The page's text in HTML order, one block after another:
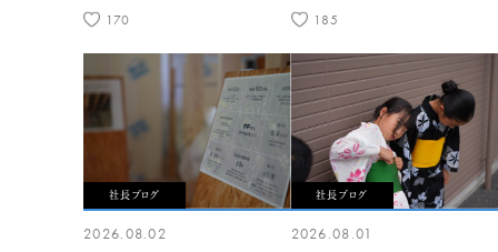
170 185
社長ブログ
2026.08.02
社長ブログ
2026.08.01